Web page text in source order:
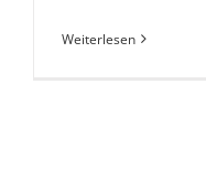
Weiterlesen